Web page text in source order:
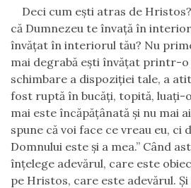
Deci cum eşti atras de
că Dumnezeu te învaţă în
învăţat în interiorul tău? Nu
mai degrabă eşti învăţat printr-
schimbare a dispoziţiei tale, a
fost ruptă în bucăţi, topită, luaţi-
mai este încăpăţânată şi nu mai
spune că voi face ce vreau eu, ci
Domnului este şi a mea.” Când
înţelege adevărul, care este
pe Hristos, care este adevărul.